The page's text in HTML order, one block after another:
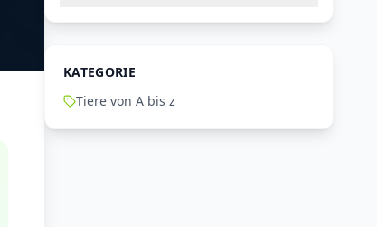
KATEGORIE
Tiere von A bis z